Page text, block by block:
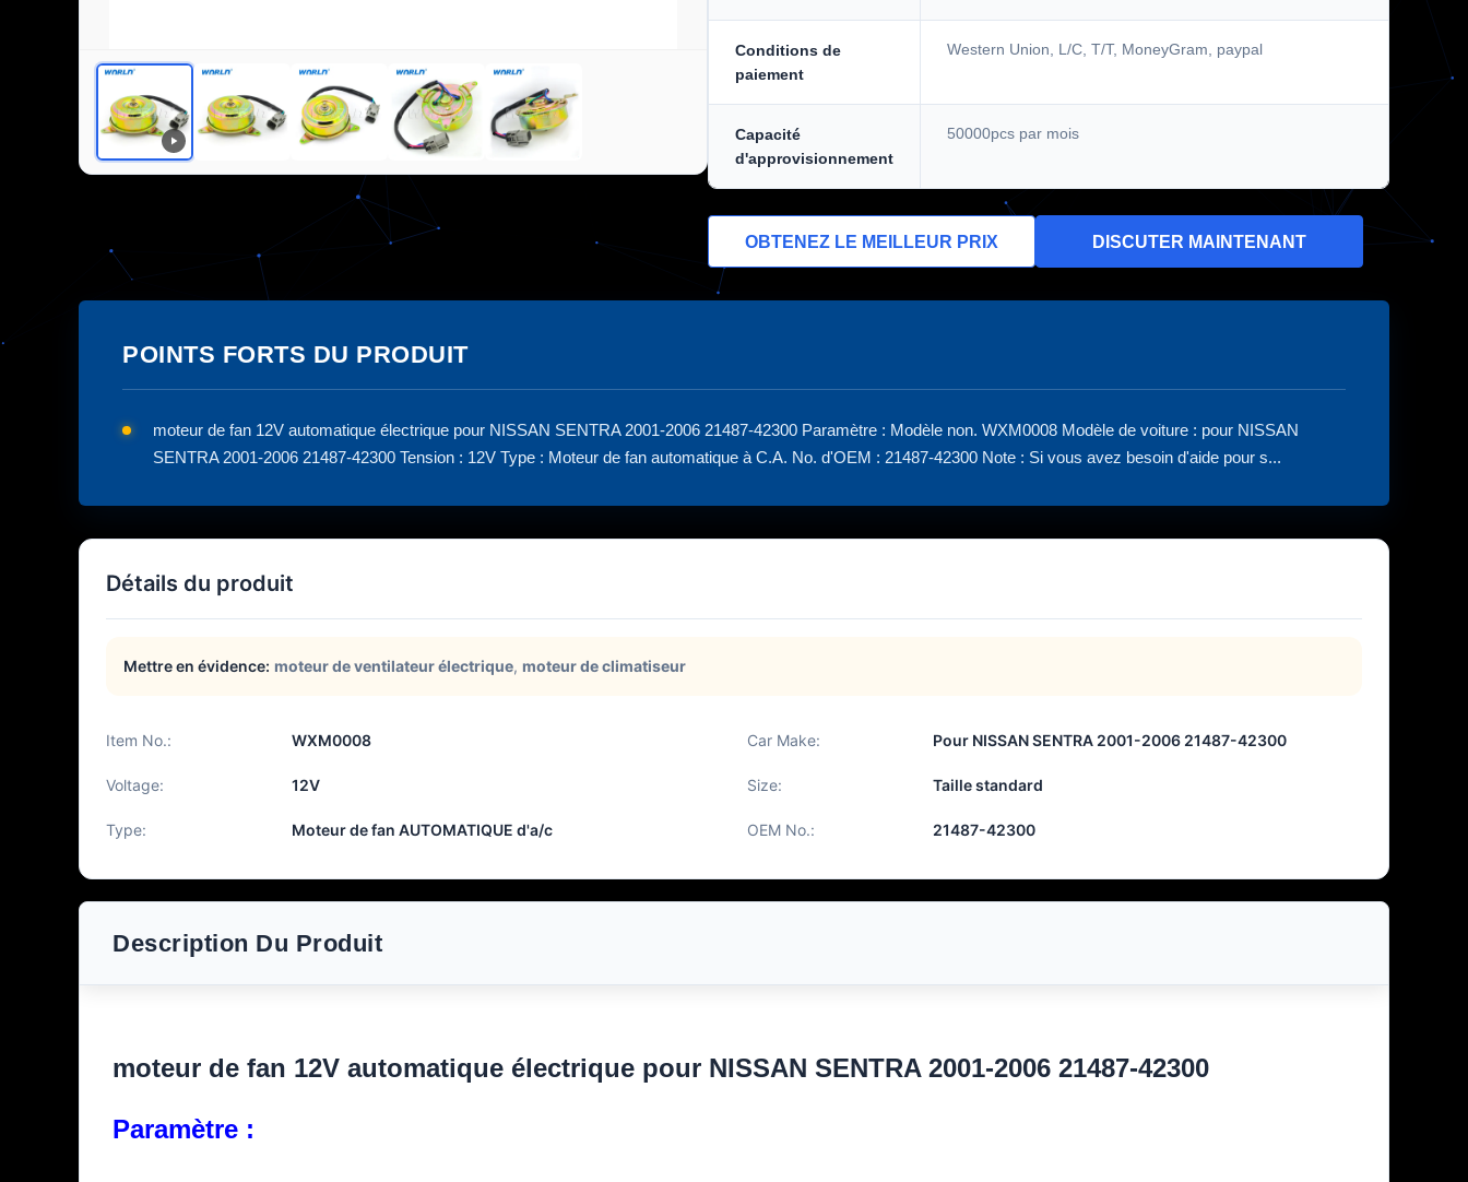
Conditions de
paiement
Western Union, L/C, T/T, MoneyGram, paypal
Capacité
d'approvisionnement
50000pcs par mois
OBTENEZ LE MEILLEUR PRIX DISCUTER MAINTENANT
POINTS FORTS DU PRODUIT
moteur de fan 12V automatique électrique pour NISSAN SENTRA 2001-2006 21487-42300 Paramètre : Modèle non. WXM0008 Modèle de voiture : pour NISSAN
SENTRA 2001-2006 21487-42300 Tension : 12V Type : Moteur de fan automatique à C.A. No. d'OEM : 21487-42300 Note : Si vous avez besoin d'aide pour s...
Détails du produit
Mettre en évidence: moteur de ventilateur électrique, moteur de climatiseur
Item No.: WXM0008 Car Make: Pour NISSAN SENTRA 2001-2006 21487-42300
Voltage: 12V Size: Taille standard
Type: Moteur de fan AUTOMATIQUE d'a/c OEM No.: 21487-42300
Description Du Produit
moteur de fan 12V automatique électrique pour NISSAN SENTRA 2001-2006 21487-42300
Paramètre :